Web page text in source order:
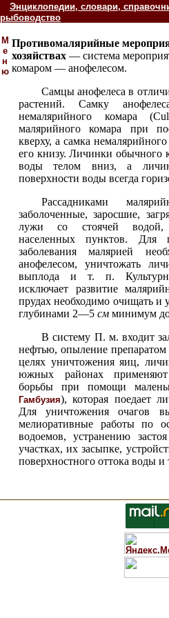
Энциклопедии, словари,
рыбоводство
М
е
н
ю
Противомалярийные
хозяйствах — система
комаром — анофелесом.
Самцы анофелеса в
растений. Самку
немалярийного комара
малярийного комара при
кверху, а самка
его книзу. Личинки обычного
воды телом вниз, а
поверхности воды всегда
Рассадниками
заболоченные, заросшие,
лужи со стоячей водой,
населенных пунктов. Для
заболевания малярией
анофелесом, уничтожать
выплода и т. п.
исключает развитие
прудах необходимо очищать и
глубинами 2—5 см минимум
В систему П. м. входит
нефтью, опыление
целях уничтожения яиц,
южных районах применяют
борьбы при помощи
Гамбузия), которая поедает
Для уничтожения очагов
мелиоративные работы по
водоемов, устранению
участках, их засыпке,
поверхностного оттока воды и